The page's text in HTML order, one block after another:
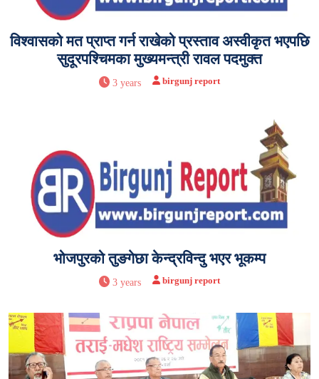
विश्वासको मत प्राप्त गर्न राखेको प्रस्ताव अस्वीकृत भएपछि
सुदूरपश्चिमका मुख्यमन्त्री रावल पदमुक्त
3 years birgunj report
भोजपुरको तुङगेछा केन्द्रविन्दु भएर भूकम्प
3 years birgunj report